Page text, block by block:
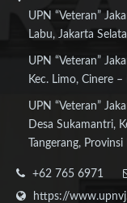
UPN “Veteran”
Labu, Jakarta
UPN “Veteran”
Kec. Limo, Cinere
UPN “Veteran”
Desa Sukamantri,
Tangerang,
+62 765 6971
https://